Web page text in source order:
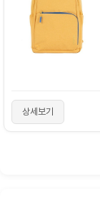
상세보기